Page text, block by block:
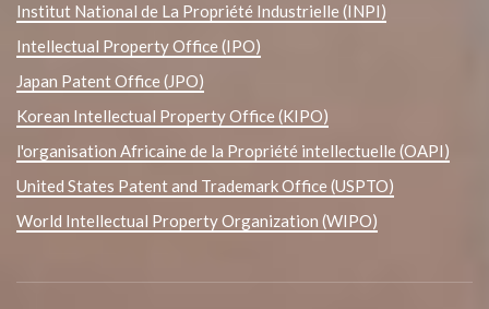
Institut National de La Propriété Industrielle (INPI)
Intellectual Property Office (IPO)
Japan Patent Office (JPO)
Korean Intellectual Property Office (KIPO)
l'organisation Africaine de la Propriété intellectuelle (OAPI)
United States Patent and Trademark Office (USPTO)
World Intellectual Property Organization (WIPO)